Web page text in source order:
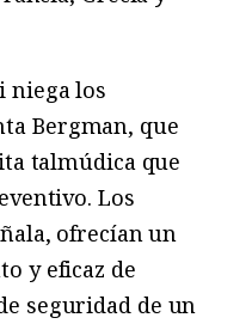
niega los
Bergman, que
talmúdica que
Los
ofrecían un
y eficaz de
seguridad de un